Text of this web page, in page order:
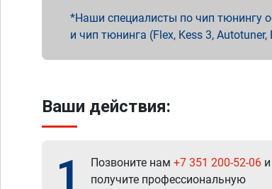
Наши специалисты по чип тюнингу
и чип тюнинга (Flex, Kess 3,
Ваши действия:
1 Позвоните нам +7 351 200-52-06 и
получите профессиональную